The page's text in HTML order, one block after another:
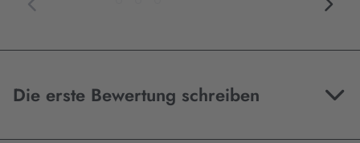
Die erste Bewertung schreiben